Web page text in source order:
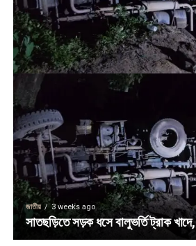
জাতীয় 3 weeks ago
সাতছড়িতে সড়ক ধসে বালুভর্তি ট্রাক